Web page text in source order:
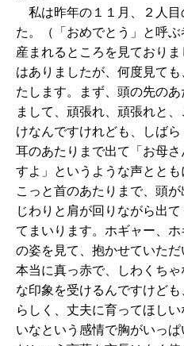
私は昨年の１１月、２人目
た。（「おめでとう」と呼ぶ
産まれるところを見ており
はありましたが、何度見て
たします。まず、頭の先の
まして、頑張れ、頑張れと
けなんですけれども、しばら
耳のあたりまで出て「お母
すよ」というような声とと
こっと首のあたりまで、頭
じわりと肩が回りながら出
てまいります。ホギャー、
の姿を見て、抱かせていた
本当に真っ赤で、しわくち
な印象を受けるんですけど
らしく、丈夫に育ってほし
いなという感情で胸がいっ